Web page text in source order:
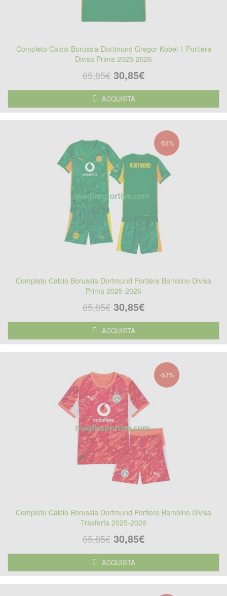
Completo Calcio Borussia Dortmund Gregor Kobel 1 Portiere
Divisa Prima 2025-2026
65,85€ 30,85€
ACQUISTA
-53%
Completo Calcio Borussia Dortmund Portiere Bambino Divisa
Prima 2025-2026
65,85€ 30,85€
ACQUISTA
-53%
Completo Calcio Borussia Dortmund Portiere Bambino Divisa
Trasferta 2025-2026
65,85€ 30,85€
ACQUISTA